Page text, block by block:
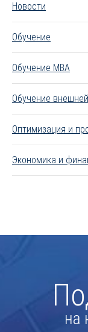
Новости
Обучение
Обучение MBA
Обучение
Оптимизация и
Экономика и
на